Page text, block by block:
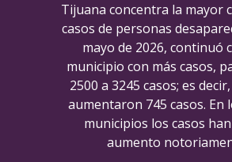
Tijuana concentra la mayor
casos de personas
mayo de 2026, continuó
municipio con más casos,
2500 a 3245 casos; es
aumentaron 745 casos. En
municipios los casos
aumento